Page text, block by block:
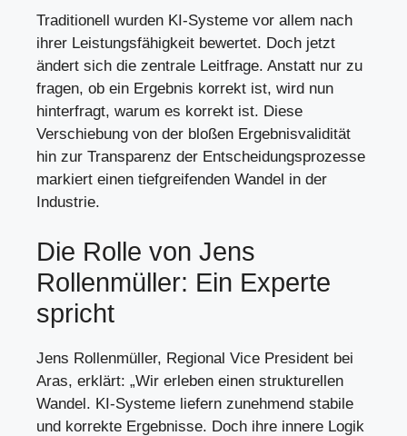
Traditionell wurden KI-Systeme vor allem nach
ihrer Leistungsfähigkeit bewertet. Doch jetzt
ändert sich die zentrale Leitfrage. Anstatt nur zu
fragen, ob ein Ergebnis korrekt ist, wird nun
hinterfragt, warum es korrekt ist. Diese
Verschiebung von der bloßen Ergebnisvalidität
hin zur Transparenz der Entscheidungsprozesse
markiert einen tiefgreifenden Wandel in der
Industrie.
Die Rolle von Jens
Rollenmüller: Ein Experte
spricht
Jens Rollenmüller, Regional Vice President bei
Aras, erklärt: „Wir erleben einen strukturellen
Wandel. KI-Systeme liefern zunehmend stabile
und korrekte Ergebnisse. Doch ihre innere Logik